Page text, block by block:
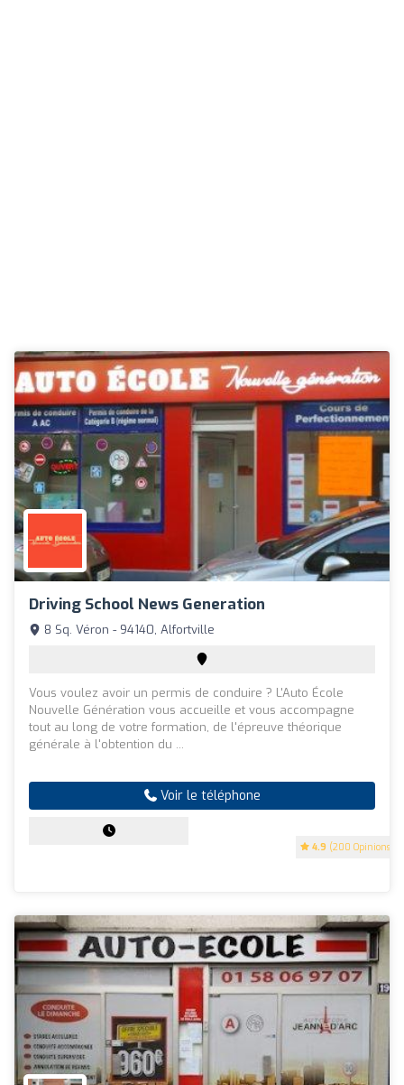
Driving School News Generation
4.9 (200 Opinions)
8 Sq. Véron - 94140, Alfortville
Vous voulez avoir un permis de conduire ? L'Auto École
Nouvelle Génération vous accueille et vous accompagne
tout au long de votre formation, de l'épreuve théorique
générale à l'obtention du ...
Voir le téléphone